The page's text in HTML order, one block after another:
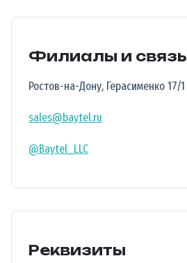
Филиалы и связь
Ростов-на-Дону, Герасименко 17/1
sales@baytel.ru
@Baytel_LLC
Реквизиты